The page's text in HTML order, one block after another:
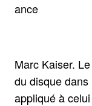
ance
Marc Kaiser.
du disque
appliqué à